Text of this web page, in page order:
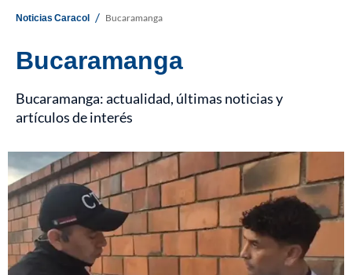
Noticias Caracol / Bucaramanga
Bucaramanga
Bucaramanga: actualidad, últimas noticias y
artículos de interés